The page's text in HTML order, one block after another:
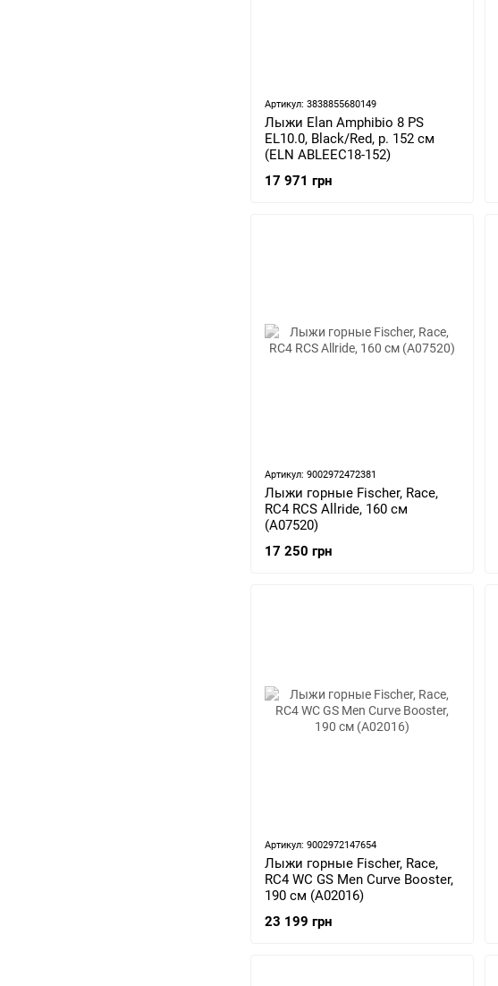
Артикул: 3838855680149
Лыжи Elan Amphibio 8 PS
EL10.0, Black/Red, р. 152 см
(ELN ABLEEC18-152)
17 971 грн
Артикул: 9002972472381
Лыжи горные Fischer, Race,
RC4 RCS Allride, 160 см
(A07520)
17 250 грн
Артикул: 9002972147654
Лыжи горные Fischer, Race,
RC4 WC GS Men Curve Booster,
190 см (A02016)
23 199 грн